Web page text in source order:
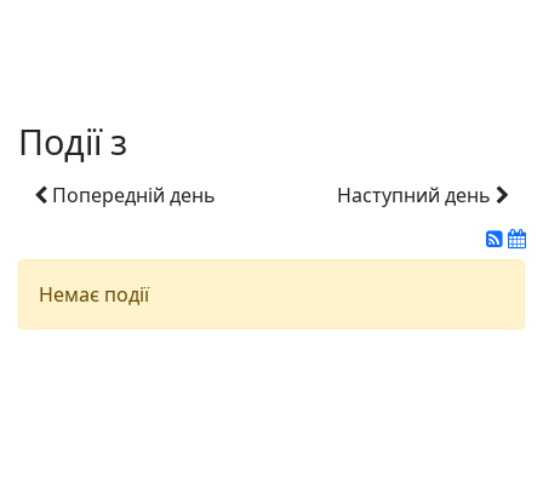
Події з
Попередній день Наступний день
Немає події